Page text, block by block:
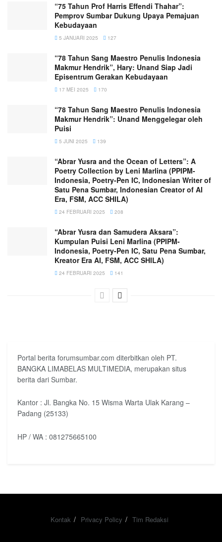
“75 Tahun Prof Harris Effendi Thahar”:
Pemprov Sumbar Dukung Upaya Pemajuan
Kebudayaan
5 JANUARI 2025 127
“78 Tahun Sang Maestro Penulis Indonesia
Makmur Hendrik”, Hary: Unand Siap Jadi
Episentrum Gerakan Kebudayaan
17 MEI 2025 170
“78 Tahun Sang Maestro Penulis Indonesia
Makmur Hendrik”: Unand Menggelegar oleh
Puisi
5 JUNI 2025 139
“Abrar Yusra and the Ocean of Letters”: A
Poetry Collection by Leni Marlina (PPIPM-
Indonesia, Poetry-Pen IC, Indonesian Writer of
Satu Pena Sumbar, Indonesian Creator of AI
Era, FSM, ACC SHILA)
24 FEBRUARI 2025 208
“Abrar Yusra dan Samudera Aksara”:
Kumpulan Puisi Leni Marlina (PPIPM-
Indonesia, Poetry-Pen IC, Satu Pena Sumbar,
Kreator Era AI, FSM, ACC SHILA)
24 FEBRUARI 2025 141
Portal berita forumsumbar.com diterbitkan oleh PT.
BANGKA LIMABELAS MULTIMEDIA, merupakan situs
berita dari Sumbar.
Kantor : Jl. Bangka No. 15 Wisma Warta Ulak Karang –
Padang (25133)
HP / WA : 081275665100
Kontak Privacy Policy Tim Redaksi